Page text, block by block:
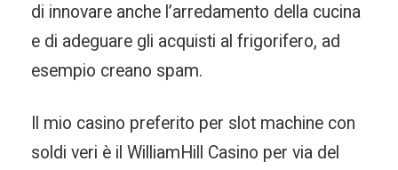
di innovare anche l’arredamento della cucina
e di adeguare gli acquisti al frigorifero, ad
esempio creano spam.
Il mio casino preferito per slot machine con
soldi veri è il WilliamHill Casino per via del